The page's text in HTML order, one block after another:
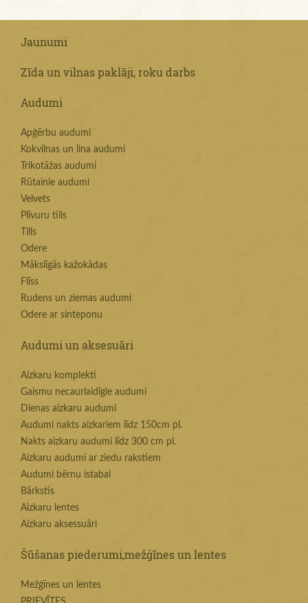
Jaunumi
Zīda un vilnas paklāji, roku darbs
Audumi
Apģērbu audumi
Kokvilnas un lina audumi
Trikotāžas audumi
Rūtainie audumi
Velvets
Plīvuru tills
Tills
Odere
Mākslīgās kažokādas
Flīss
Rudens un ziemas audumi
Odere ar sinteponu
Audumi un aksesuāri
Aizkaru komplekti
Gaismu necaurlaidīgie audumi
Dienas aizkaru audumi
Audumi nakts aizkariem līdz 150cm pl.
Nakts aizkaru audumi līdz 300 cm pl.
Aizkaru audumi ar ziedu rakstiem
Audumi bērnu istabai
Bārkstis
Aizkaru lentes
Aizkaru aksessuāri
Šūšanas piederumi,mežģīnes un lentes
Mežģīnes un lentes